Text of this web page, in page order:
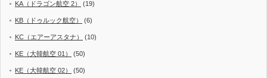
KA（ドラゴン航空 2） (19)
KB（ドゥルック航空） (6)
KC（エアーアスタナ） (10)
KE（大韓航空 01） (50)
KE（大韓航空 02） (50)